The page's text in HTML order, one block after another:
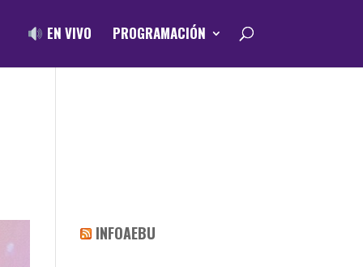
EN VIVO PROGRAMACIÓN
INFOAEBU